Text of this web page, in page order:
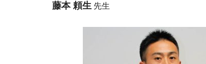
藤本 頼生 先生